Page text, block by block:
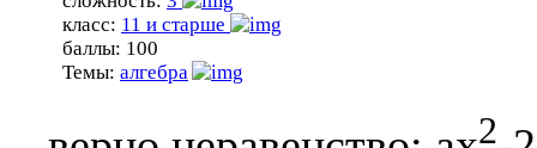
класс: 11 и старше
баллы: 100
Темы: алгебра
2